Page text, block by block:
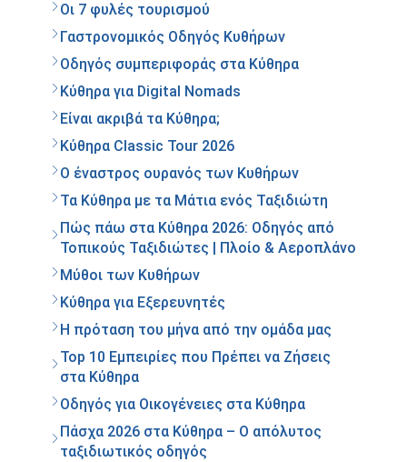
Οι 7 φυλές τουρισμού
Γαστρονομικός Οδηγός Κυθήρων
Οδηγός συμπεριφοράς στα Κύθηρα
Κύθηρα για Digital Nomads
Είναι ακριβά τα Κύθηρα;
Κύθηρα Classic Tour 2026
Ο έναστρος ουρανός των Κυθήρων
Τα Κύθηρα με τα Μάτια ενός Ταξιδιώτη
Πώς πάω στα Κύθηρα 2026: Οδηγός από
Τοπικούς Ταξιδιώτες | Πλοίο & Αεροπλάνο
Μύθοι των Κυθήρων
Κύθηρα για Εξερευνητές
Η πρόταση του μήνα από την ομάδα μας
Top 10 Εμπειρίες που Πρέπει να Ζήσεις
στα Κύθηρα
Οδηγός για Οικογένειες στα Κύθηρα
Πάσχα 2026 στα Κύθηρα – Ο απόλυτος
ταξιδιωτικός οδηγός